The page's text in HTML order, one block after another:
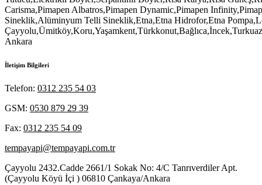
İletişim Bilgileri
Telefon: 0312 235 54 03
GSM: 0530 879 29 39
Fax: 0312 235 54 09
tempayapi@tempayapi.com.tr
Çayyolu 2432.Cadde 2661/1 Sokak No: 4/C Tanrıverdiler Apt.
(Çayyolu Köyü İçi ) 06810 Çankaya/Ankara